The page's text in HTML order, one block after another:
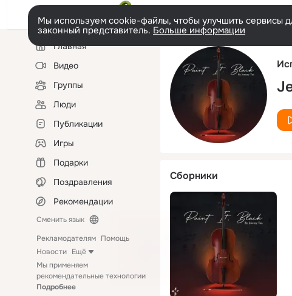
Мы используем cookie-файлы, чтобы улучшить сервисы
законный представитель. Больше информации
Левая
колонкаГлавная
Видео
Группы
Люди
Публикации
Игры
Подарки
Поздравления
Рекомендации
Сменить язык
Рекламодателям Помощь
Новости Ещё
Мы применяем
рекомендательные технологии
Подробнее
Сборники